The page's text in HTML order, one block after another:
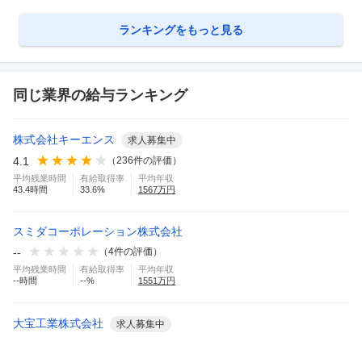
ランキングをもっと見る
同じ業界の給与ランキング
株式会社キーエンス 求人募集中
4.1 （236件の評価）
平均残業時間
43.4時間
有給取得率
33.6%
平均年収
1567万円
スミダコーポレーション株式会社
--
（4件の評価）
平均残業時間
--時間
有給取得率
--%
平均年収
1551万円
大宝工業株式会社 求人募集中